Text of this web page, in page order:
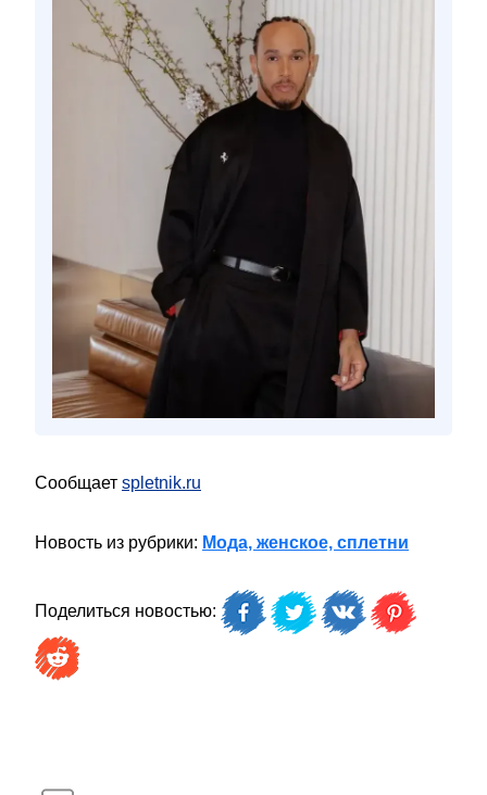
Сообщает spletnik.ru
Новость из рубрики: Мода, женское, сплетни
Поделиться новостью: